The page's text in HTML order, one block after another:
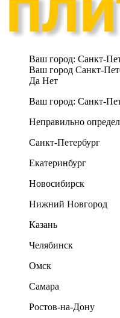
Ваш город: Санкт-
Ваш город Санкт-
Да Нет
Ваш город: Санкт-
Неправильно
Санкт-Петербург
Екатеринбург
Новосибирск
Нижний Новгород
Казань
Челябинск
Омск
Самара
Ростов-на-Дону